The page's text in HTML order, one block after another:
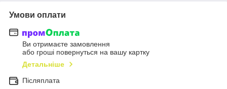
Умови оплати
Ви отримаєте замовлення
або гроші повернуться на вашу картку
Детальніше
Післяплата